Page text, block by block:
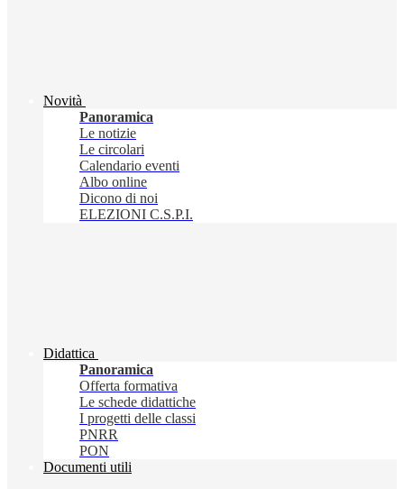
Novità
Panoramica
Le notizie
Le circolari
Calendario eventi
Albo online
Dicono di noi
ELEZIONI C.S.P.I.
Didattica
Panoramica
Offerta formativa
Le schede didattiche
I progetti delle classi
PNRR
PON
Documenti utili